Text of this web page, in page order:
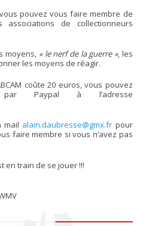
pouvez vous faire membre de
associations de collectionneurs
moyens, « le nerf de la guerre », les
les moyens de réagir.
coûte 20 euros, vous pouvez
Paypal à l’adresse
mail alain.daubresse@gmx.fr pour
faire membre si vous n’avez pas
en train de se jouer !!!